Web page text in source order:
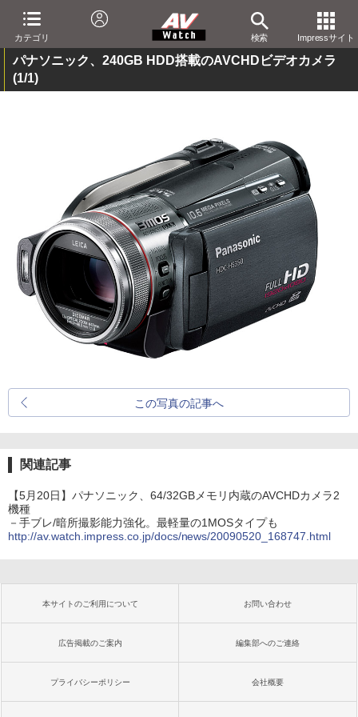
カテゴリ 検索 Impressサイト
パナソニック、240GB HDD搭載のAVCHDビデオカメラ
(1/1)
この写真の記事へ
関連記事
【5月20日】パナソニック、64/32GBメモリ内蔵のAVCHDカメラ2
機種
－手ブレ/暗所撮影能力強化。最軽量の1MOSタイプも
http://av.watch.impress.co.jp/docs/news/20090520_168747.html
本サイトのご利用について お問い合わせ
広告掲載のご案内 編集部へのご連絡
プライバシーポリシー 会社概要